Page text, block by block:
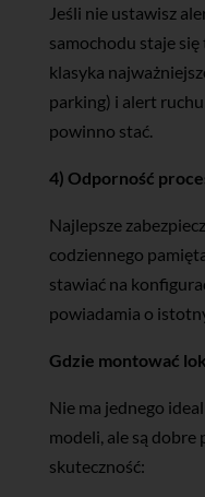
Jeśli nie ustawisz
samochodu staje
klasyka
parking) i alert
powinno stać.
4) Odporność
Najlepsze
codziennego
stawiać na
powiadamia o
Gdzie montować
Nie ma jednego
modeli, ale są
skuteczność: